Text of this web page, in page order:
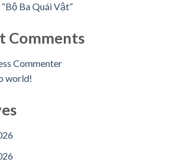
Ba Quái Vật”
Comments
Commenter
world!